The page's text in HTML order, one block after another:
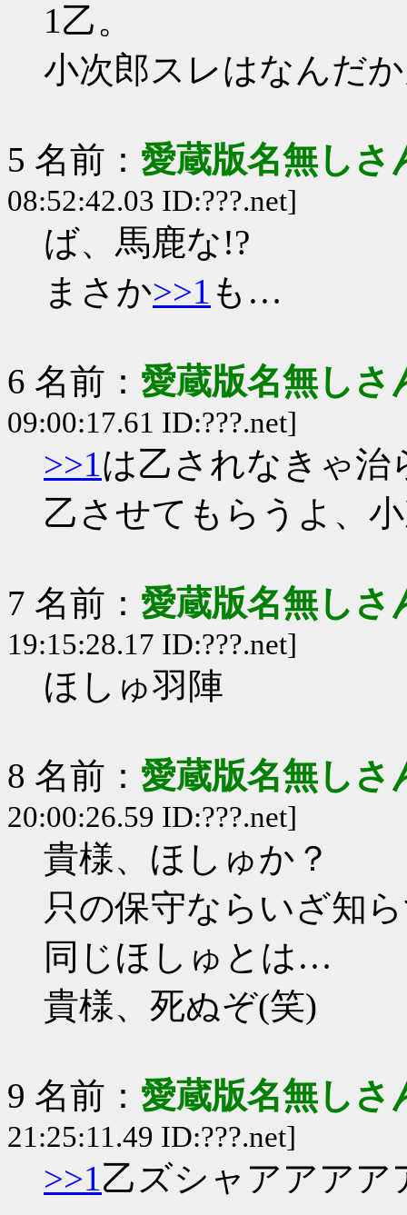
1乙。
小次郎スレはなんだ
5 名前： 愛蔵版名無しさ
08:52:42.03 ID:???.net]
ば、馬鹿な!?
まさか>>1 も…
6 名前： 愛蔵版名無しさ
09:00:17.61 ID:???.net]
>>1は乙されなきゃ治
乙させてもらうよ、
7 名前： 愛蔵版名無しさ
19:15:28.17 ID:???.net]
ほしゅ羽陣
8 名前： 愛蔵版名無しさ
20:00:26.59 ID:???.net]
貴様、ほしゅか？
只の保守ならいざ知
同じほしゅとは…
貴様、死ぬぞ(笑)
9 名前： 愛蔵版名無しさ
21:25:11.49 ID:???.net]
>>1乙ズシャアアアア